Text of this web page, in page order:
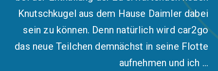
Knutschkugel aus dem Hause Daimler dabei
sein zu können. Denn natürlich wird car2go
das neue Teilchen demnächst in seine Flotte
aufnehmen und ich …